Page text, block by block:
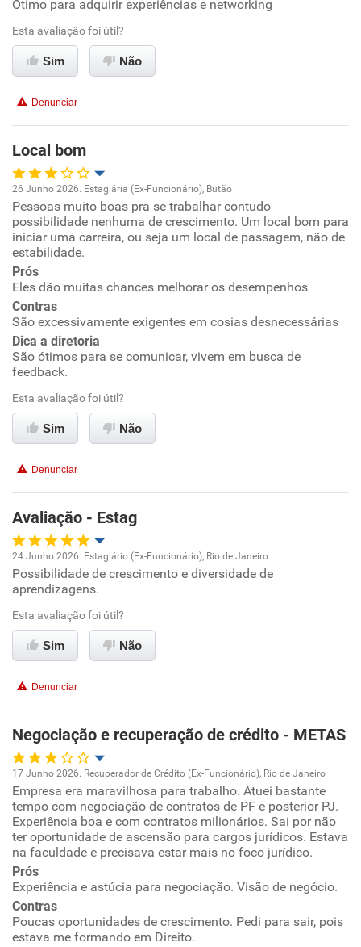
Oportunidade de promoção
Ambiente de trabalho
Benefícios
Recomenda esta empresa
Recomenda a diretoria
Ótimo para adquirir experiências e networking
Esta avaliação foi útil?
Sim Não
Denunciar
Local bom
Oportunidade de promoção
Ambiente de trabalho
Conciliação com a vida familiar
Benefícios
Recomenda esta empresa
Recomenda a diretoria
26 Junho 2026. Estagiária (Ex-Funcionário), Butão
Pessoas muito boas pra se trabalhar contudo
possibilidade nenhuma de crescimento. Um local bom para
iniciar uma carreira, ou seja um local de passagem, não de
estabilidade.
Prós
Eles dão muitas chances melhorar os desempenhos
Contras
São excessivamente exigentes em cosias desnecessárias
Dica a diretoria
São ótimos para se comunicar, vivem em busca de
feedback.
Esta avaliação foi útil?
Sim Não
Denunciar
Avaliação - Estag
Oportunidade de promoção
Ambiente de trabalho
Conciliação com a vida familiar
Recomenda esta empresa
Recomenda a diretoria
24 Junho 2026. Estagiário (Ex-Funcionário), Rio de Janeiro
Possibilidade de crescimento e diversidade de
aprendizagens.
Esta avaliação foi útil?
Sim Não
Denunciar
Negociação e recuperação de crédito - METAS
Oportunidade de promoção
Ambiente de trabalho
Conciliação com a vida familiar
Benefícios
17 Junho 2026. Recuperador de Crédito (Ex-Funcionário), Rio de Janeiro
Empresa era maravilhosa para trabalho. Atuei bastante
tempo com negociação de contratos de PF e posterior PJ.
Experiência boa e com contratos milionários. Sai por não
ter oportunidade de ascensão para cargos jurídicos. Estava
na faculdade e precisava estar mais no foco jurídico.
Prós
Experiência e astúcia para negociação. Visão de negócio.
Contras
Poucas oportunidades de crescimento. Pedi para sair, pois
estava me formando em Direito.